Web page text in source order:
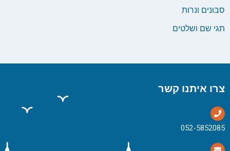
סבונים ונרות
תגי שם ושלטים
צרו איתנו קשר